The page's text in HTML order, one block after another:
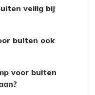
te zetten.
mooi.
de productpagina
veilig bij
Een
Zorg wel
water staat of
buiten ook
zetten.
voor binnen én
voor buiten